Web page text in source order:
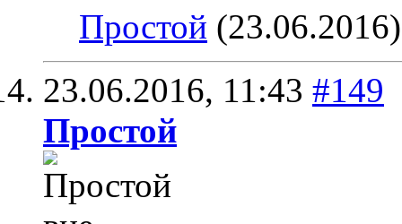
Простой (23.06.2016)
23.06.2016, 11:43 #149
Простой